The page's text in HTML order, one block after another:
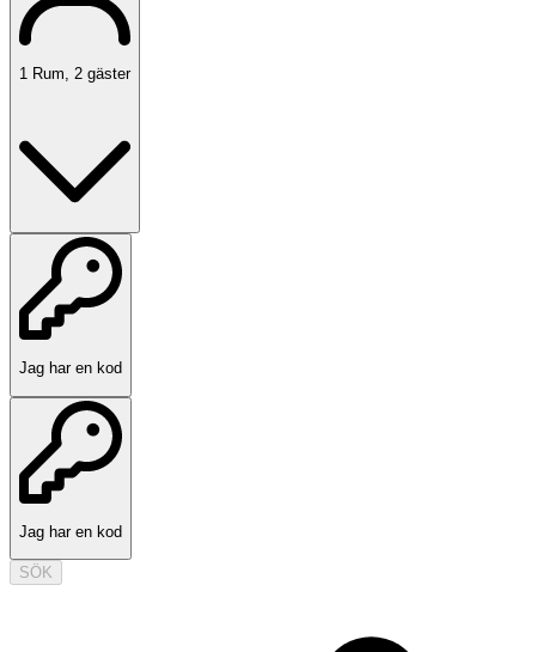
1 Rum, 2 gäster
Jag har en kod
Jag har en kod
SÖK